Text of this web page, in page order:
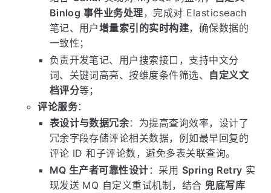
Binlog 事件业务处理，完成对 Elasticseach
笔记、用户增量索引的实时构建，确保数据的
一致性；
负责开发笔记、用户搜索接口，支持中文分
词、关键词高亮、按维度条件筛选、 自定义文
档评分等；
评论服务：
表设计与数据冗余：为提高查询效率，设计了
冗余字段存储评论相关数据，例如最早回复的
评论 ID 和子评论数，避免多表关联查询。
MQ 生产者可靠性设计 ：采用 Spring Retry 实
现发送 MQ 自定义重试机制，结合 兜底写库